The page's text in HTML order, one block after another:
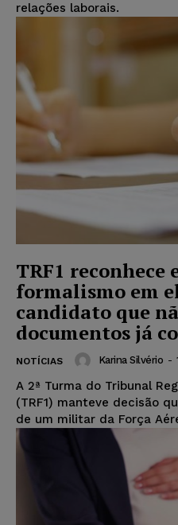
relações laborais.
TRF1 reconhece
formalismo em
candidato que
documentos já
NOTÍCIAS Karina Silvério -
A 2ª Turma do Tribunal
(TRF1) manteve decisão
de um militar da Força